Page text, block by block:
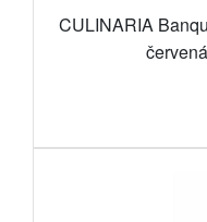
CULINARIA